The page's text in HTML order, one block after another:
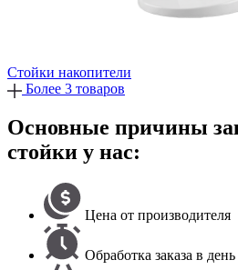
Стойки накопители
Более 3 товаров
Основные причины
стойки у нас:
Цена от производителя
Обработка заказа в